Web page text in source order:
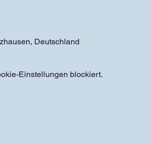
Deutschland
Einstellungen blockiert.